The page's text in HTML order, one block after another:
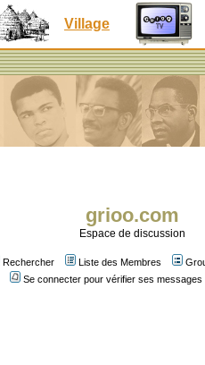
Village
grioo.com
Espace de discussion
Rechercher Liste des Membres
Se connecter pour vérifier ses messages